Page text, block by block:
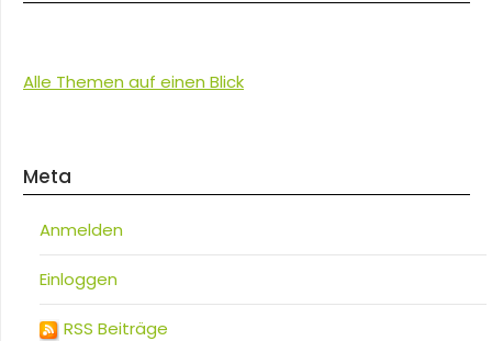
Alle Themen auf einen Blick
Meta
Anmelden
Einloggen
RSS Beiträge